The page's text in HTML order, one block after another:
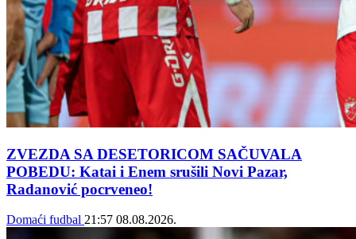
ZVEZDA SA DESETORICOM SAČUVALA
POBEDU: Katai i Enem srušili Novi Pazar,
Radanović pocrveneo!
Domaći fudbal 21:57 08.08.2026.